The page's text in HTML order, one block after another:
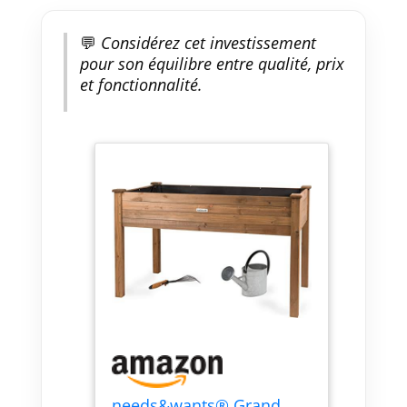
💬 Considérez cet investissement
pour son équilibre entre qualité, prix
et fonctionnalité.